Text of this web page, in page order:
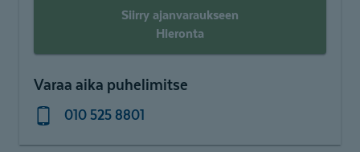
Siirry ajanvaraukseen
Hieronta
Varaa aika puhelimitse
010 525 8801